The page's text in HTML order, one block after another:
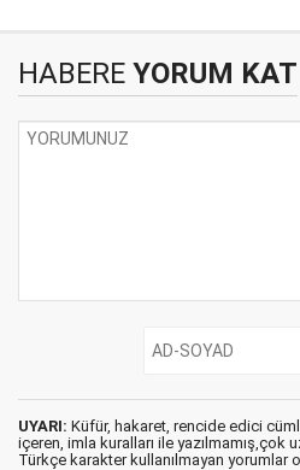
HABERE YORUM KAT
UYARI: Küfür, hakaret, rencide edici
içeren, imla kuralları ile yazılmamış,çok
Türkçe karakter kullanılmayan yorumlar